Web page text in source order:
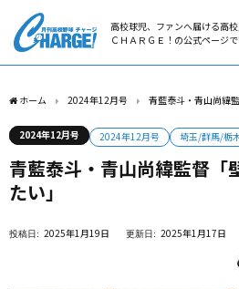
高校球児、ファンへ届ける高
ＣＨＡＲＧＥ！の公式ページで
ホーム 2024年12月号 青藍泰斗・青山尚緯
2024年12月号 2024年12月号 埼玉/群馬/栃
青藍泰斗・青山尚緯監督「
たい」
2025年1月19日 2025年1月17日